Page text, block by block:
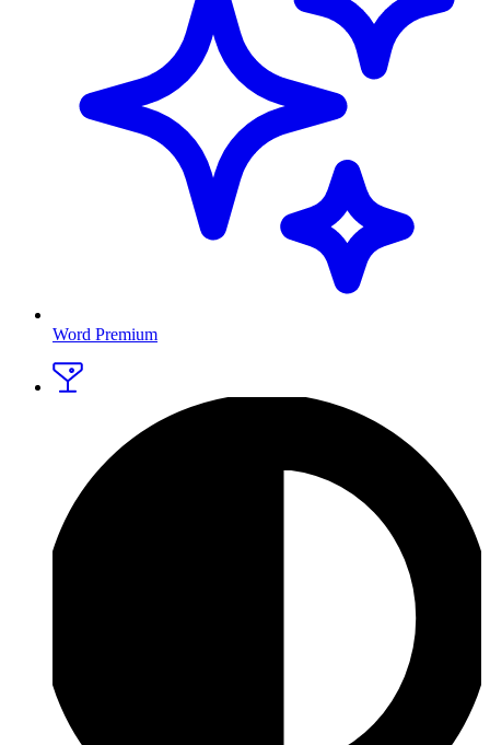
Word Premium